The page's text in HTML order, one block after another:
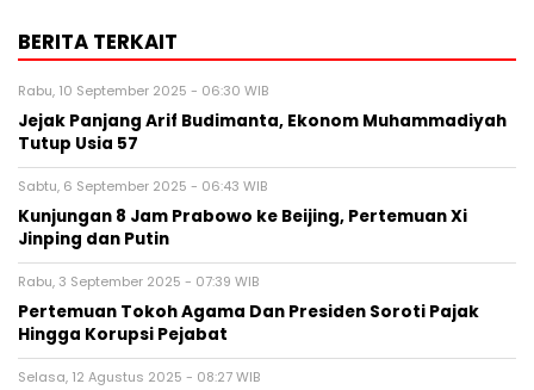
BERITA TERKAIT
Rabu, 10 September 2025 - 06:30 WIB
Jejak Panjang Arif Budimanta, Ekonom Muhammadiyah
Tutup Usia 57
Sabtu, 6 September 2025 - 06:43 WIB
Kunjungan 8 Jam Prabowo ke Beijing, Pertemuan Xi
Jinping dan Putin
Rabu, 3 September 2025 - 07:39 WIB
Pertemuan Tokoh Agama Dan Presiden Soroti Pajak
Hingga Korupsi Pejabat
Selasa, 12 Agustus 2025 - 08:27 WIB